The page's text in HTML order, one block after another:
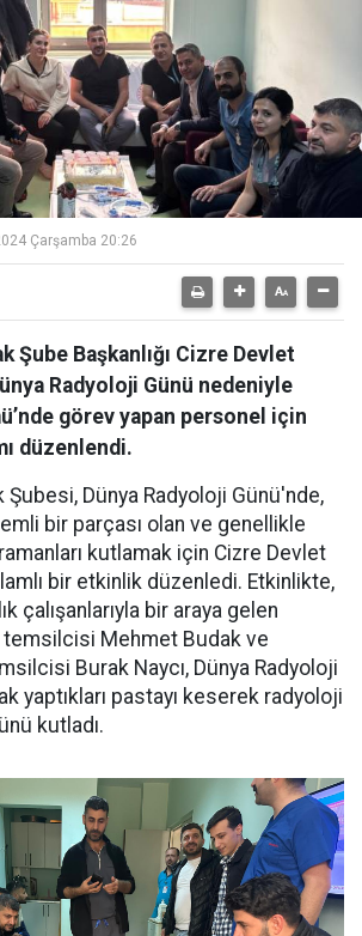
Çarşamba 20:26
Şube Başkanlığı Cizre Devlet
Radyoloji Günü nedeniyle
görev yapan personel için
düzenlendi.
Şubesi, Dünya Radyoloji Günü'nde,
bir parçası olan ve genellikle
kutlamak için Cizre Devlet
bir etkinlik düzenledi. Etkinlikte,
çalışanlarıyla bir araya gelen
temsilcisi Mehmet Budak ve
Burak Naycı, Dünya Radyoloji
yaptıkları pastayı keserek radyoloji
kutladı.